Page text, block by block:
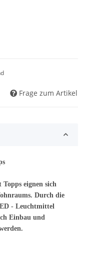
Frage zum Artikel
eignen sich
Durch die
- Leuchtmittel
Einbau und